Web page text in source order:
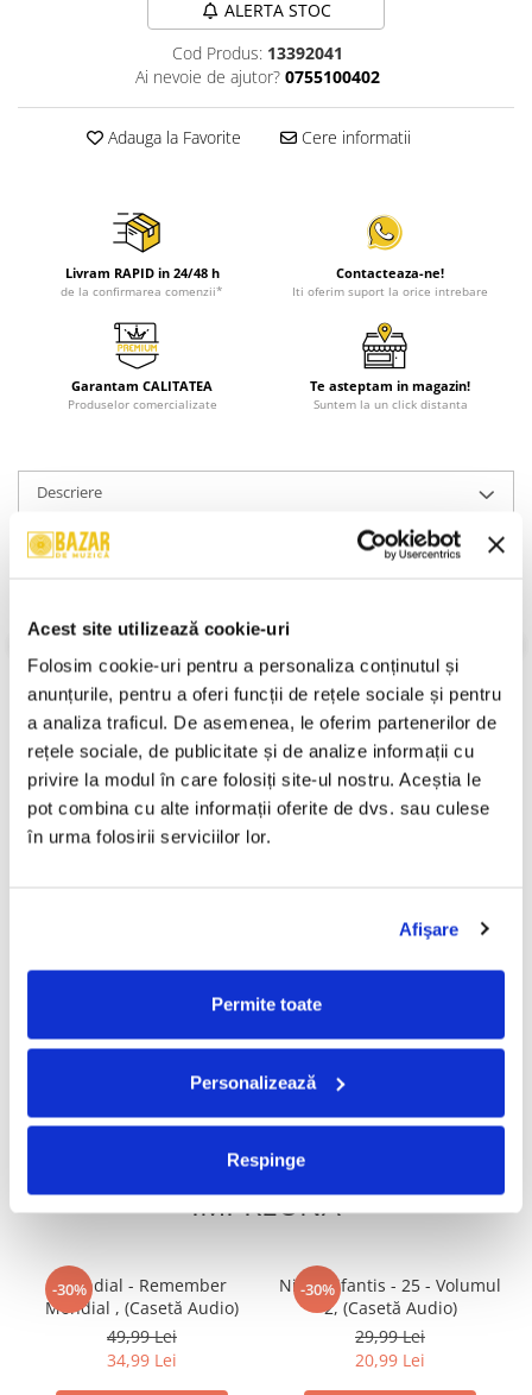
Acest site utilizează cookie-uri
Folosim cookie-uri pentru a personaliza conținutul și
anunțurile, pentru a oferi funcții de rețele sociale și pentru
a analiza traficul. De asemenea, le oferim partenerilor de
rețele sociale, de publicitate și de analize informații cu
privire la modul în care folosiți site-ul nostru. Aceștia le
pot combina cu alte informații oferite de dvs. sau culese
în urma folosirii serviciilor lor.
Afişare
Permite toate
Personalizează
Respinge
ALERTA STOC
Cod Produs: 13392041
Ai nevoie de ajutor? 0755100402
Adauga la Favorite Cere informatii
Livram RAPID in 24/48 h
de la confirmarea comenzii*
Contacteaza-ne!
Iti oferim suport la orice intrebare
Garantam CALITATEA
Produselor comercializate
Te asteptam in magazin!
Suntem la un click distanta
Descriere
Format:Album
An Lansare:
Stare Coperta:Near Mint (NM or M-)
Informatii conformitate produs
Review-uri(0)
PRODUSE ALTERNATIVE
50,00 Lei
ADAUGA IN COS
(Casetă Audio)
49,99 Lei
ADAUGA IN COS
FRECVENT CUMPARATE
IMPREUNA
-30%
Mondial - Remember
Mondial , (Casetă Audio)
49,99 Lei
34,99 Lei
-30%
Nicu Alifantis - 25 - Volumul
2, (Casetă Audio)
29,99 Lei
20,99 Lei